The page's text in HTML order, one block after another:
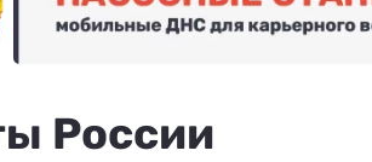
России